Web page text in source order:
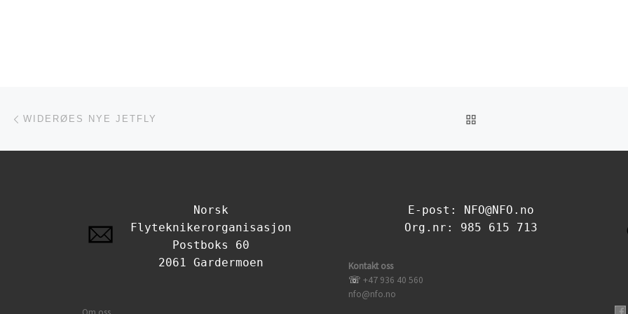
Innleggsnavigasjon
WIDERØES NYE JETFLY TILBAKE TIL
Norsk
Flyteknikerorganisasjon
Postboks 60
2061 Gardermoen
E-post: NFO@NFO.no
Org.nr: 985 615 713
Kontakt oss
☏ +47 936 40 560
nfo@nfo.no